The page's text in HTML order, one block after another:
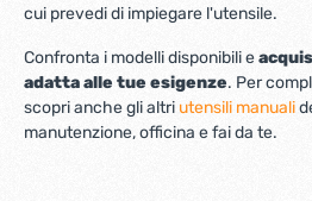
cui prevedi di impiegare l'utensile.
Confronta i modelli disponibili e
adatta alle tue esigenze. Per
scopri anche gli altri utensili manuali
manutenzione, officina e fai da te.